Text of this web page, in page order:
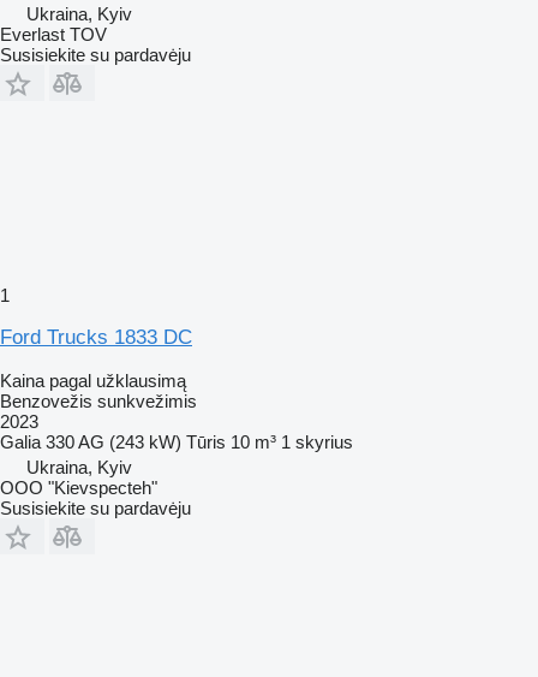
Ukraina, Kyiv
Everlast TOV
Susisiekite su pardavėju
1
Ford Trucks 1833 DC
Kaina pagal užklausimą
Benzovežis sunkvežimis
2023
Galia 330 AG (243 kW) Tūris 10 m³ 1 skyrius
Ukraina, Kyiv
OOO "Kievspecteh"
Susisiekite su pardavėju